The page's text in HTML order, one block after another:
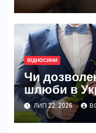
ВІДНОСИНИ
Чи
шлюби в
ЛИП 22, 2026